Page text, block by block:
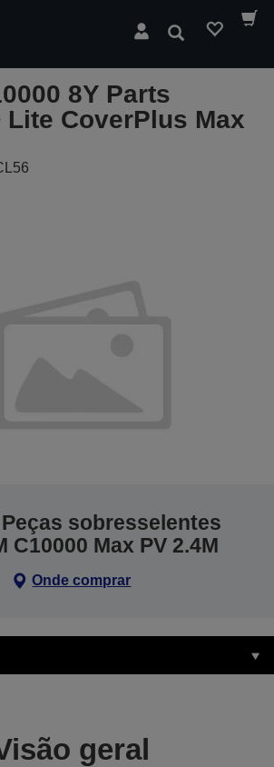
Pesquisar
8Y Parts
Lite CoverPlus Max
sobresselentes
C10000 Max PV 2.4M
Onde comprar
geral